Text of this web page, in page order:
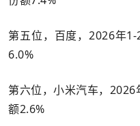
第五位，百度，2026年
6.0%
第六位，小米汽车，
额2.6%